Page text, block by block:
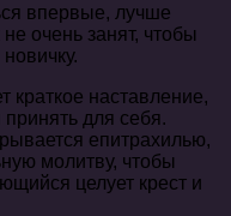
впервые, лучше
очень занят, чтобы
краткое наставление,
для себя.
епитрахилью,
молитву, чтобы
целует крест и